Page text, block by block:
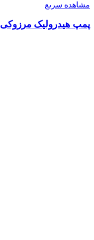
مشاهده سریع
پمپ هیدرولیک مرزوکی Marzocchi